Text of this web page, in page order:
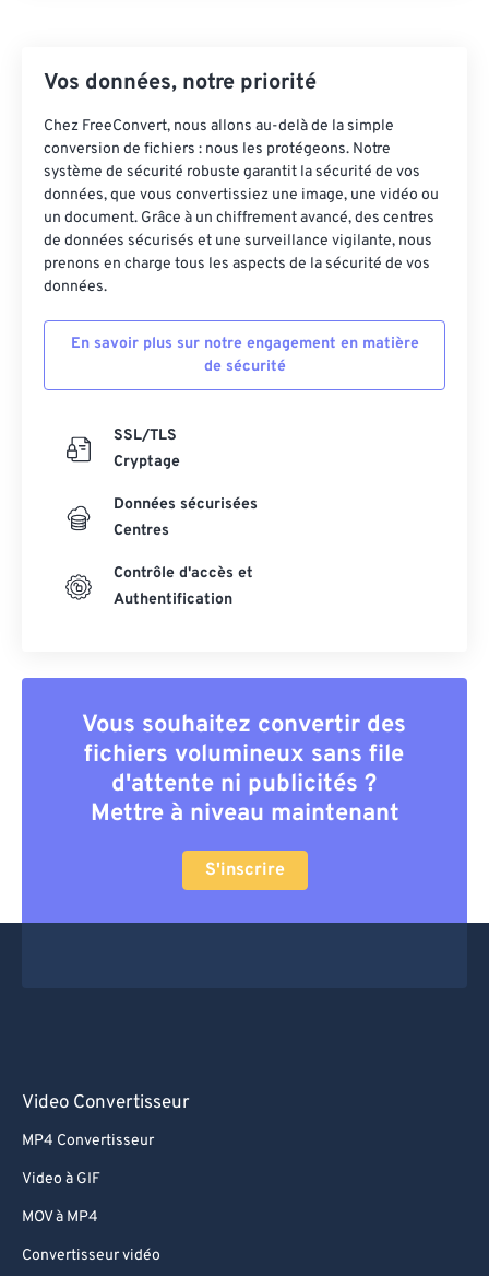
Vos données, notre priorité
Chez FreeConvert, nous allons au-delà de la simple
conversion de fichiers : nous les protégeons. Notre
système de sécurité robuste garantit la sécurité de vos
données, que vous convertissiez une image, une vidéo ou
un document. Grâce à un chiffrement avancé, des centres
de données sécurisés et une surveillance vigilante, nous
prenons en charge tous les aspects de la sécurité de vos
données.
En savoir plus sur notre engagement en matière
de sécurité
SSL/TLS
Cryptage
Données sécurisées
Centres
Contrôle d'accès et
Authentification
Vous souhaitez convertir des
fichiers volumineux sans file
d'attente ni publicités ?
Mettre à niveau maintenant
S'inscrire
Video Convertisseur
MP4 Convertisseur
Video à GIF
MOV à MP4
Convertisseur vidéo